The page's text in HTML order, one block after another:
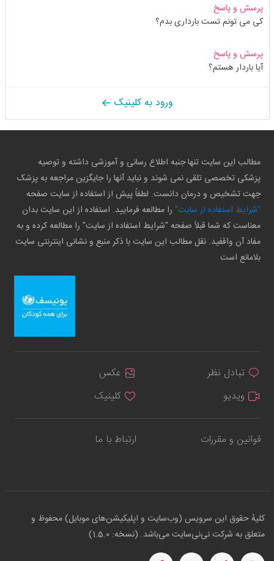
پرسش و پاسخ
کی می تونم تست بارداری بدم؟
پرسش و پاسخ
آیا باردار هستم؟
ورود به کلینیک
مطالب این سایت تنها جنبه اطلاع رسانی و آموزشی داشته و توصیه
پزشکی تخصصی تلقی نمی شوند و نباید آنها را جایگزین مراجعه به پزشک
جهت تشخیص و درمان دانست. لطفاً پیش از استفاده از سایت صفحه
"شرایط استفاده از سایت" را مطالعه فرمایید. استفاده از این سایت بدان
معناست که شما قبلاً صفحه "شرایط استفاده از سایت" را مطالعه کرده و به
مفاد آن واقفید. نقل مطالب این سایت با ذکر منبع و نشانی اینترنتی سایت
بلامانع است
تبادل نظر
عکس
ویدیو
کلینیک
قوانین و مقررات ارتباط با ما
کلیهٔ حقوق این سرویس (وب‌سایت و اپلیکیشن‌های موبایل) محفوظ و
متعلق به شرکت نی‌نی‌سایت می‌باشد. (نسخه: 1.5.0)